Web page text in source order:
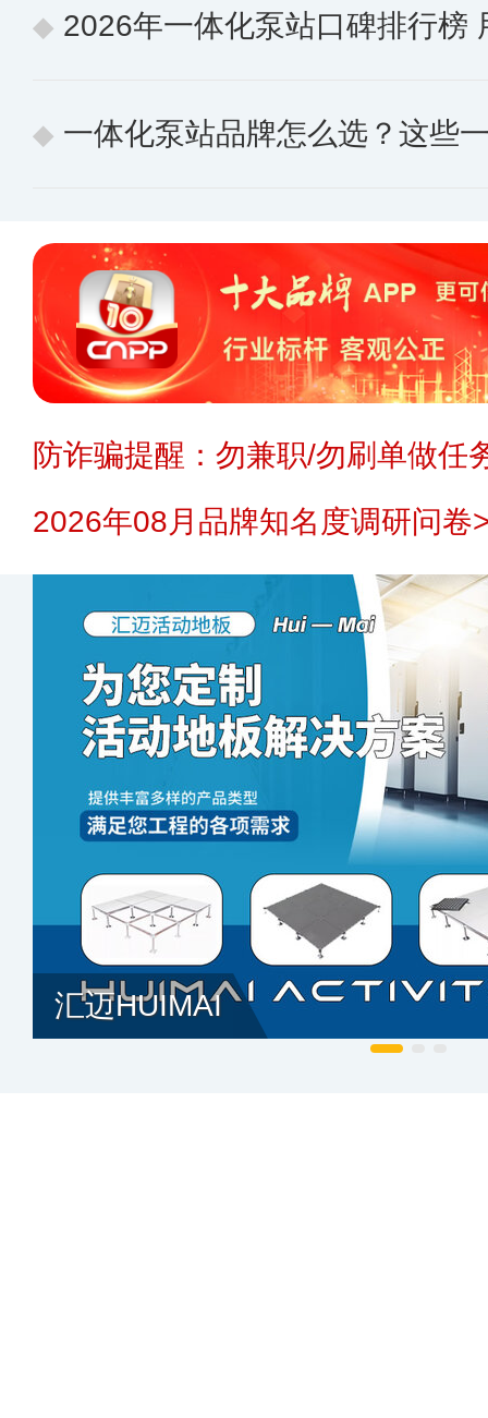
2026年一体化泵站口碑排行榜 用户认
一体化泵站品牌怎么选？这些一体化
防诈骗提醒：勿兼职/勿刷单做任
2026年08月品牌知名度调研问卷
汇迈HUIMAI